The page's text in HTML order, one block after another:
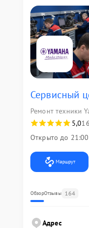
Сервисный
Ремонт техники
5,0
Открыто до 21:00
Маршрут
ОбзорОтзывы 164
Адрес